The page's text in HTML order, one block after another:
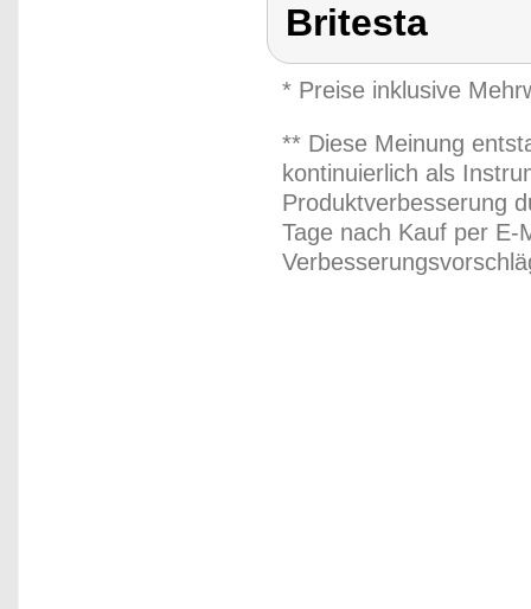
Britesta
* Preise inklusive
** Diese Meinung
kontinuierlich als
Produktverbesserung
Tage nach Kauf per E-